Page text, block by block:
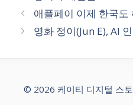
테
고
리
애플페이 이제 한국도
영화 정이(Jun E), AI
© 2026 케이티 디지털 스